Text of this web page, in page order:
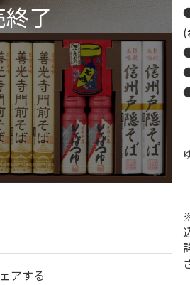
アする